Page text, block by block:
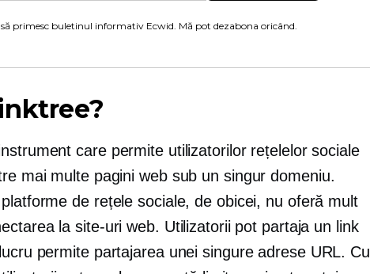
să primesc buletinul informativ Ecwid. Mă pot dezabona oricând.
care permite utilizatorilor rețelelor sociale
mai multe pagini web sub un singur domeniu.
de rețele sociale, de obicei, nu oferă mult
la site-uri web. Utilizatorii pot partaja un link
permite partajarea unei singure adrese URL. Cu